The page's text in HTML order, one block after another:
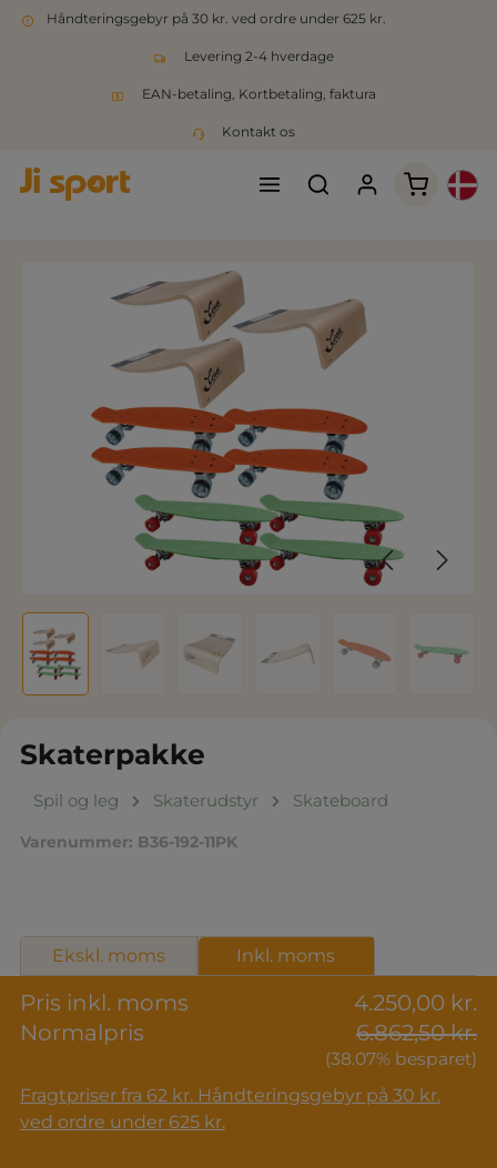
Håndteringsgebyr på 30 kr. ved ordre under 625 kr.
Levering 2-4 hverdage
EAN-betaling, Kortbetaling, faktura
Kontakt os
Spring over billedgalleri
Skaterpakke
Spil og leg Skaterudstyr Skateboard
Varenummer: B36-192-11PK
Pris inkl. moms
4.250,00 kr.
Normalpris
6.862,50 kr.
(38.07% besparet)
Fragtpriser fra 62 kr. Håndteringsgebyr på 30 kr.
ved ordre under 625 kr.
Ekskl. moms Inkl. moms